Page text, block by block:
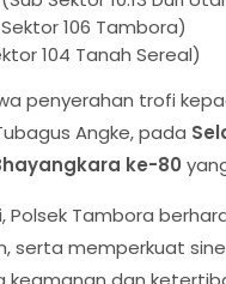
106 Tambora)
104 Tanah Sereal)
penyerahan trofi
Angke, pada
ke-80
Polsek Tambora
serta memperkuat